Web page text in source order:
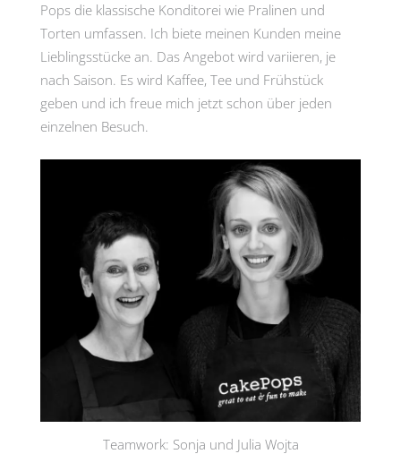
Pops die klassische Konditorei wie Pralinen und
Torten umfassen. Ich biete meinen Kunden meine
Lieblingsstücke an. Das Angebot wird variieren, je
nach Saison. Es wird Kaffee, Tee und Frühstück
geben und ich freue mich jetzt schon über jeden
einzelnen Besuch.
Teamwork: Sonja und Julia Wojta